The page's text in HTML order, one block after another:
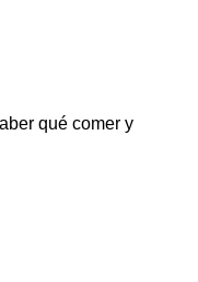
qué comer y